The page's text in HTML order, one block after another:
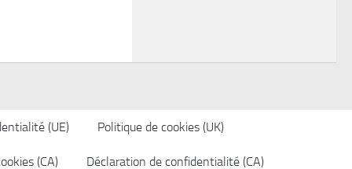
(UE) Politique de cookies (UK)
(CA) Déclaration de confidentialité (CA)